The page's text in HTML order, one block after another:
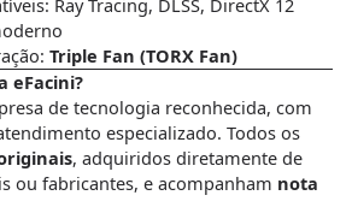
Triple Fan (TORX Fan)
eFacini?
de tecnologia reconhecida, com
especializado. Todos os
, adquiridos diretamente de
ou fabricantes, e acompanham nota